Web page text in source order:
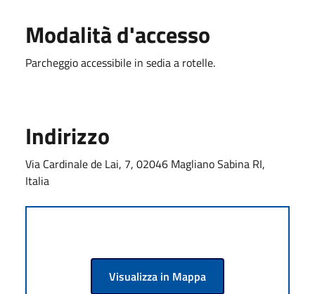
Modalità d'accesso
Parcheggio accessibile in sedia a rotelle.
Indirizzo
Via Cardinale de Lai, 7, 02046 Magliano Sabina RI,
Italia
Visualizza in Mappa